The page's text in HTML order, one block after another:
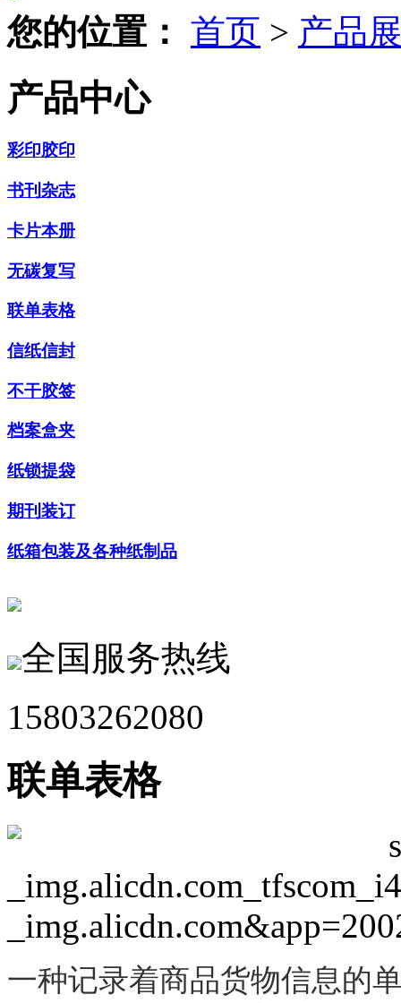
您的位置： 首页 > 产品
产品中心
彩印胶印
书刊杂志
卡片本册
无碳复写
联单表格
信纸信封
不干胶签
档案盒夹
纸锁提袋
期刊装订
纸箱包装及各种纸制品
全国服务热线
15803262080
联单表格
一种记录着商品货物信息的